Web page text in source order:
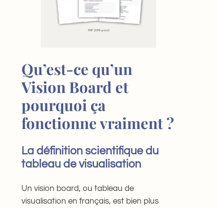
Qu’est-ce qu’un
Vision Board et
pourquoi ça
fonctionne vraiment ?
La définition scientifique du
tableau de visualisation
Un vision board, ou tableau de
visualisation en français, est bien plus